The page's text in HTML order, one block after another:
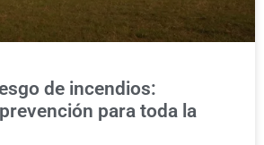
de incendios:
para toda la